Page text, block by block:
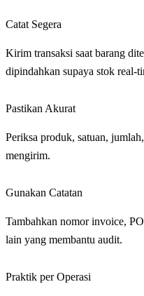
Catat Segera
Kirim transaksi saat barang
dipindahkan supaya stok real-
Pastikan Akurat
Periksa produk, satuan,
mengirim.
Gunakan Catatan
Tambahkan nomor invoice,
lain yang membantu audit.
Praktik per Operasi